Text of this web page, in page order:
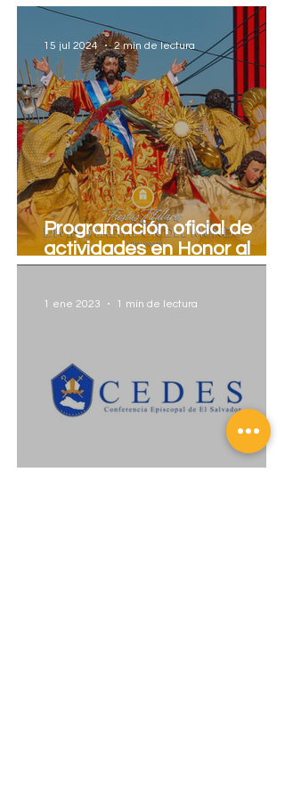
actividades
Programación oficial de
actividades en Honor al
Divino Salvador del Mundo,
15 jul 2024 2 min de lectura
1 ene 2023 1 min de lectura